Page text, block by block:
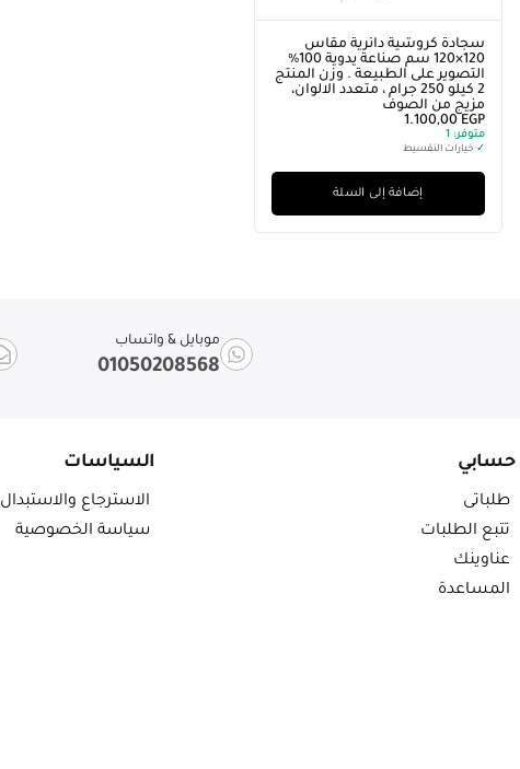
سجادة كروشية دائرية مقاس
120×120 سم صناعة يدوية 100%
التصوير على الطبيعة . وزن المنتج
2 كيلو 250 جرام ، متعدد الالوان،
مزيج من الصوف
1.100,00 EGP
متوفر:
✓ خيارات التقسيط
إضافة إلى السلة
موبايل & واتساب
01050208568
حسابي
طلباتى
تتبع الطلبات
عناوينك
المساعدة
السياسات
الاسترجاع والاستبدال
سياسة الخصوصية